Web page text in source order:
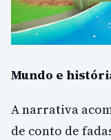
Mundo e
A narrativa
de conto de